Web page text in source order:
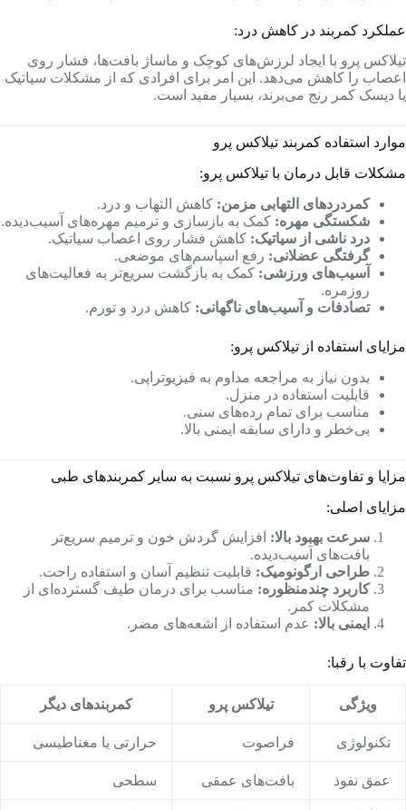
عملکرد کمربند در کاهش درد:
تیلاکس پرو با ایجاد لرزش‌های کوچک و ماساژ بافت‌ها، فشار روی
اعصاب را کاهش می‌دهد. این امر برای افرادی که از مشکلات سیاتیک
یا دیسک کمر رنج می‌برند، بسیار مفید است.
موارد استفاده کمربند تیلاکس پرو
مشکلات قابل درمان با تیلاکس پرو:
کمردردهای التهابی مزمن: کاهش التهاب و درد.
شکستگی مهره: کمک به بازسازی و ترمیم مهره‌های آسیب‌دیده.
درد ناشی از سیاتیک: کاهش فشار روی اعصاب سیاتیک.
گرفتگی عضلانی: رفع اسپاسم‌های موضعی.
آسیب‌های ورزشی: کمک به بازگشت سریع‌تر به فعالیت‌های
روزمره.
تصادفات و آسیب‌های ناگهانی: کاهش درد و تورم.
مزایای استفاده از تیلاکس پرو:
بدون نیاز به مراجعه مداوم به فیزیوتراپی.
قابلیت استفاده در منزل.
مناسب برای تمام رده‌های سنی.
بی‌خطر و دارای سابقه ایمنی بالا.
مزایا و تفاوت‌های تیلاکس پرو نسبت به سایر کمربندهای طبی
مزایای اصلی:
سرعت بهبود بالا: افزایش گردش خون و ترمیم سریع‌تر
بافت‌های آسیب‌دیده.
طراحی ارگونومیک: قابلیت تنظیم آسان و استفاده راحت.
کاربرد چندمنظوره: مناسب برای درمان طیف گسترده‌ای از
مشکلات کمر.
ایمنی بالا: عدم استفاده از اشعه‌های مضر.
تفاوت با رقبا:
ویژگی تیلاکس پرو کمربندهای دیگر
تکنولوژی فراصوت حرارتی یا مغناطیسی
عمق نفوذ بافت‌های عمقی سطحی